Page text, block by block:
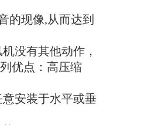
的现像,从而达到
没有其他动作，
优点：高压缩
安装于水平或垂